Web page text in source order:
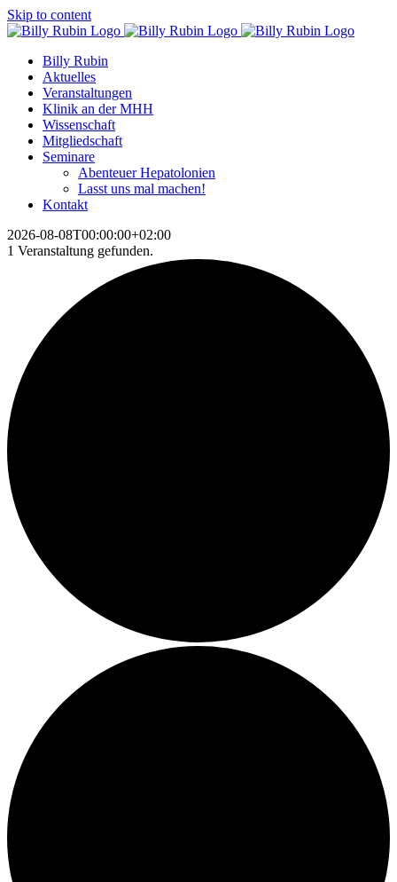
Skip to content
Billy Rubin
Aktuelles
Veranstaltungen
Klinik an der MHH
Wissenschaft
Mitgliedschaft
Seminare
Abenteuer Hepatolonien
Lasst uns mal machen!
Kontakt
2026-08-08T00:00:00+02:00
1 Veranstaltung gefunden.